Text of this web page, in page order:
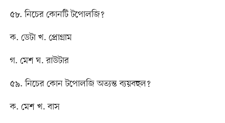
৫৮. নিচের কোনটি টপোলজি?
ক. ডেটা খ. প্রোগ্রাম
গ. মেশ ঘ. রাউটার
৫৯. নিচের কোন টপোলজি অত্যন্ত ব্যয়বহুল?
ক. মেশ খ. বাস